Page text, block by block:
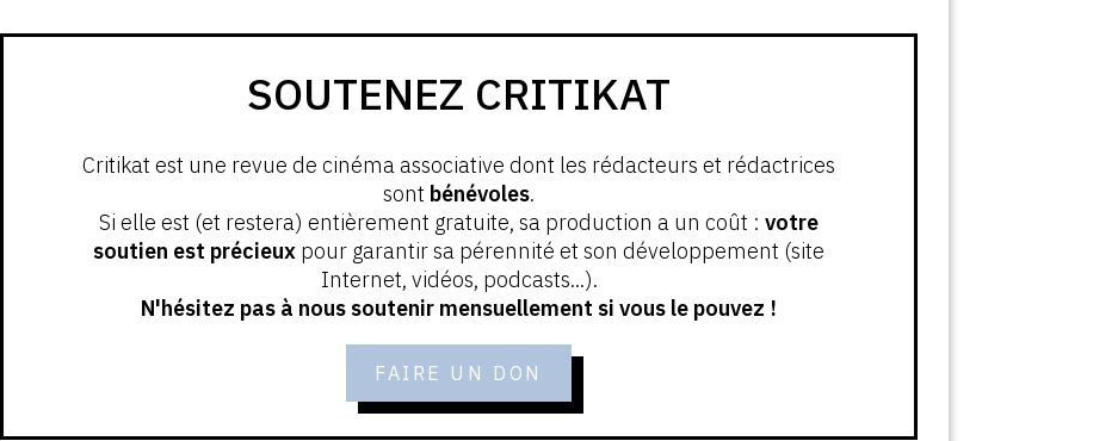
SOUTENEZ CRITIKAT
Critikat est une revue de cinéma associative dont les rédacteurs et rédactrices
sont bénévoles.
Si elle est (et restera) entièrement gratuite, sa production a un coût : votre
soutien est précieux pour garantir sa pérennité et son développement (site
Internet, vidéos, podcasts...).
N'hésitez pas à nous soutenir mensuellement si vous le pouvez !
FAIRE UN DON